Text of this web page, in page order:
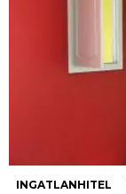
INGATLANHITEL